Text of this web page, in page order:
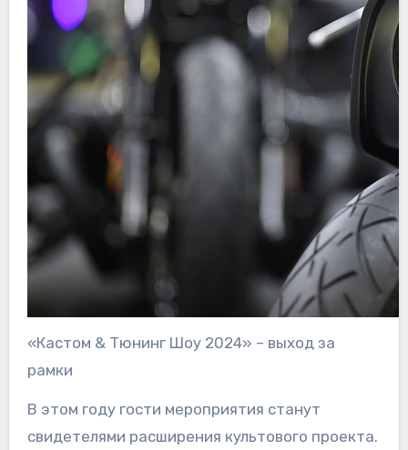
«Кастом & Тюнинг Шоу 2024» – выход за
рамки
В этом году гости мероприятия станут
свидетелями расширения культового проекта.